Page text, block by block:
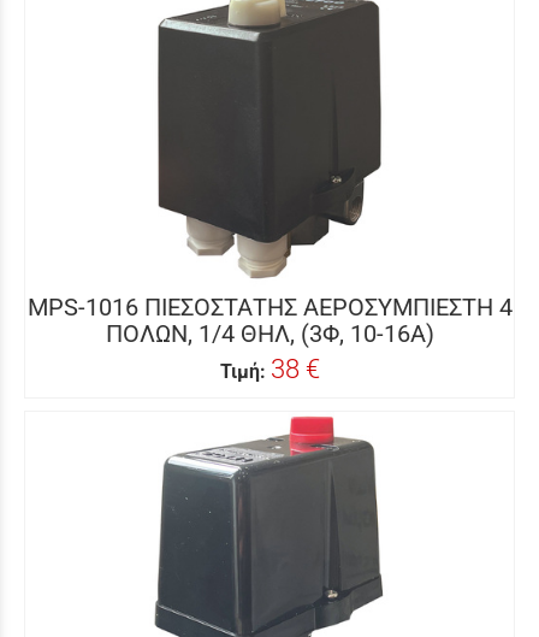
MPS-1016 ΠΙΕΣΟΣΤΑΤΗΣ ΑΕΡΟΣΥΜΠΙΕΣΤΗ 4
ΠΟΛΩΝ, 1/4 ΘΗΛ, (3Φ, 10-16Α)
Τιμή: 38 €